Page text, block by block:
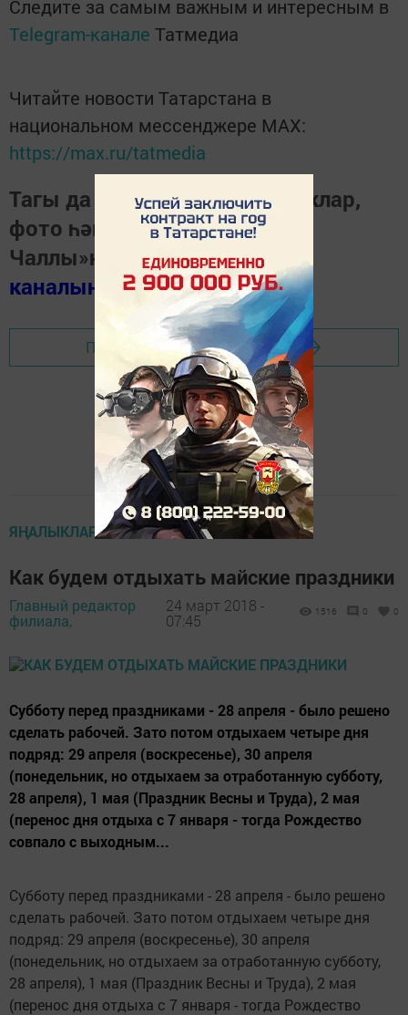
Следите за самым важным и интересным в
Telegram-канале Татмедиа
Читайте новости Татарстана в
национальном мессенджере MАХ:
https://max.ru/tatmedia
Тагы да кызыклырак яңалыклар,
фото һәм видеолар «Шәһри
Чаллы»ның
MAX
каналында(язылыгыз).
Перейти на страницу новости
ЯҢАЛЫКЛАР ТАСМАСЫ
Как будем отдыхать майские праздники
Главный редактор
филиала,
24 март 2018 -
07:45
1516 0 0
Субботу перед праздниками - 28 апреля - было решено
сделать рабочей. Зато потом отдыхаем четыре дня
подряд: 29 апреля (воскресенье), 30 апреля
(понедельник, но отдыхаем за отработанную субботу,
28 апреля), 1 мая (Праздник Весны и Труда), 2 мая
(перенос дня отдыха с 7 января - тогда Рождество
совпало с выходным...
Субботу перед праздниками - 28 апреля - было решено
сделать рабочей. Зато потом отдыхаем четыре дня
подряд: 29 апреля (воскресенье), 30 апреля
(понедельник, но отдыхаем за отработанную субботу,
28 апреля), 1 мая (Праздник Весны и Труда), 2 мая
(перенос дня отдыха с 7 января - тогда Рождество